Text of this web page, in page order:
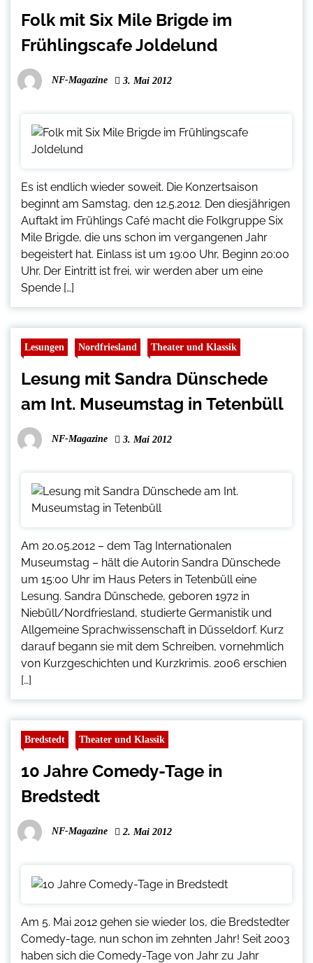
Folk mit Six Mile Brigde im
Frühlingscafe Joldelund
NF-Magazine 3. Mai 2012
Es ist endlich wieder soweit. Die Konzertsaison
beginnt am Samstag, den 12.5.2012. Den diesjährigen
Auftakt im Frühlings Café macht die Folkgruppe Six
Mile Brigde, die uns schon im vergangenen Jahr
begeistert hat. Einlass ist um 19:00 Uhr, Beginn 20:00
Uhr. Der Eintritt ist frei, wir werden aber um eine
Spende […]
Lesungen Nordfriesland Theater und Klassik
Lesung mit Sandra Dünschede
am Int. Museumstag in Tetenbüll
NF-Magazine 3. Mai 2012
Am 20.05.2012 – dem Tag Internationalen
Museumstag – hält die Autorin Sandra Dünschede
um 15:00 Uhr im Haus Peters in Tetenbüll eine
Lesung. Sandra Dünschede, geboren 1972 in
Niebüll/Nordfriesland, studierte Germanistik und
Allgemeine Sprachwissenschaft in Düsseldorf. Kurz
darauf begann sie mit dem Schreiben, vornehmlich
von Kurzgeschichten und Kurzkrimis. 2006 erschien
[…]
Bredstedt Theater und Klassik
10 Jahre Comedy-Tage in
Bredstedt
NF-Magazine 2. Mai 2012
Am 5. Mai 2012 gehen sie wieder los, die Bredstedter
Comedy-tage, nun schon im zehnten Jahr! Seit 2003
haben sich die Comedy-Tage von Jahr zu Jahr